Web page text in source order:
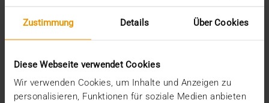
Zustimmung Details Über Cookies
Diese Webseite verwendet Cookies
Wir verwenden Cookies, um Inhalte und Anzeigen zu
personalisieren, Funktionen für soziale Medien anbieten